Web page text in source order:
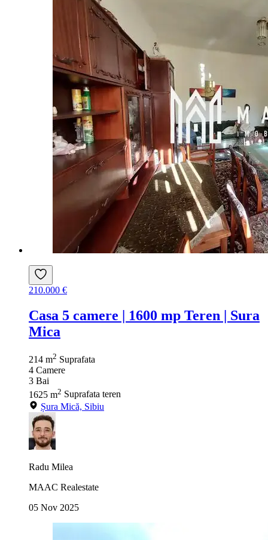
210.000 €
Casa 5 camere | 1600 mp Teren | Sura
Mica
214 m2 Suprafata
4 Camere
3 Bai
1625 m2 Suprafata teren
Șura Mică, Sibiu
Radu Milea
MAAC Realestate
05 Nov 2025